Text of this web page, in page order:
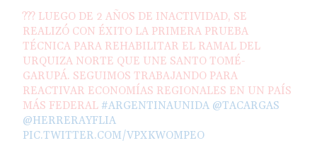
??? LUEGO DE 2 AÑOS DE INACTIVIDAD, SE
REALIZÓ CON ÉXITO LA PRIMERA PRUEBA
TÉCNICA PARA REHABILITAR EL RAMAL DEL
URQUIZA NORTE QUE UNE SANTO TOMÉ-
GARUPÁ. SEGUIMOS TRABAJANDO PARA
REACTIVAR ECONOMÍAS REGIONALES EN UN PAÍS
MÁS FEDERAL #ARGENTINAUNIDA @TACARGAS
@HERRERAYFLIA
PIC.TWITTER.COM/VPXKWOMPEO